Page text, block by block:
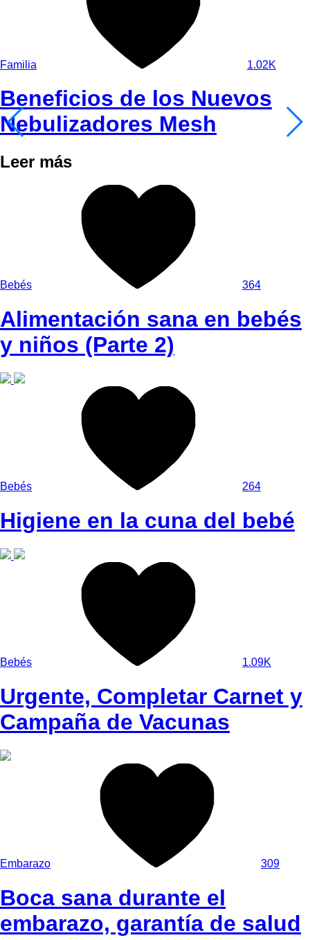
Familia 1.02K
Beneficios de los Nuevos
Nebulizadores Mesh
Leer más
Bebés 364
Alimentación sana en bebés
y niños (Parte 2)
Bebés 264
Higiene en la cuna del bebé
Bebés 1.09K
Urgente, Completar Carnet y
Campaña de Vacunas
Embarazo 309
Boca sana durante el
embarazo, garantía de salud